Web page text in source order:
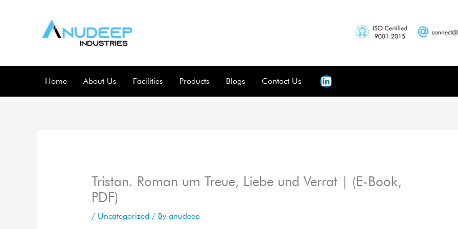
Home About Us Facilities Products Blogs Contact Us
Tristan. Roman um Treue, Liebe und Verrat | (E-Book,
PDF)
/ Uncategorized / By anudeep